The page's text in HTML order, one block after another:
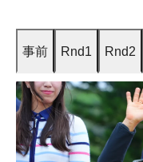
事前 Rnd1 Rnd2